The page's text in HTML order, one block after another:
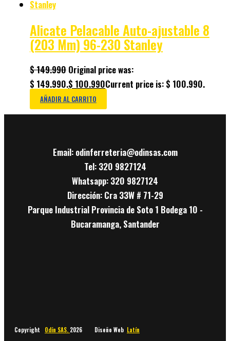
Alicate Pelacable Auto-ajustable 8
(203 Mm) 96-230 Stanley
$149.990 Original price was:
$ 149.990.$ 100.990Current price is: $ 100.990.
AÑADIR AL CARRITO
Email: odinferreteria@odinsas.com
Tel: 320 9827124
Whatsapp: 320 9827124
Dirección: Cra 33W # 71-29
Parque Industrial Provincia de Soto 1 Bodega 10 -
Bucaramanga, Santander
Copyright Odín SAS. 2026 Diseño Web Latín